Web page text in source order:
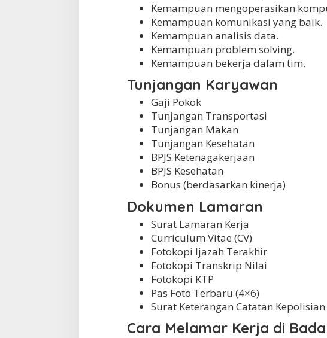
Kemampuan mengoperasikan
Kemampuan komunikasi yang baik.
Kemampuan analisis data.
Kemampuan problem solving.
Kemampuan bekerja dalam tim.
Tunjangan Karyawan
Gaji Pokok
Tunjangan Transportasi
Tunjangan Makan
Tunjangan Kesehatan
BPJS Ketenagakerjaan
BPJS Kesehatan
Bonus (berdasarkan kinerja)
Dokumen Lamaran
Surat Lamaran Kerja
Curriculum Vitae (CV)
Fotokopi Ijazah Terakhir
Fotokopi Transkrip Nilai
Fotokopi KTP
Pas Foto Terbaru (4×6)
Surat Keterangan Catatan Kepolisian
Cara Melamar Kerja di